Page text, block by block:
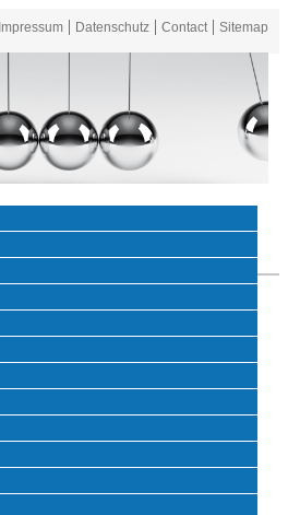
Impressum Datenschutz Contact Sitemap